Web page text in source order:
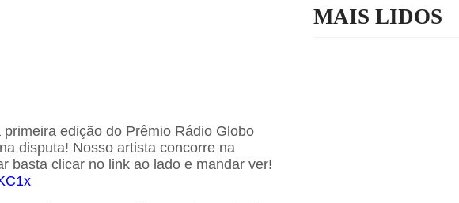
edição do Prêmio Rádio Globo
disputa! Nosso artista concorre na
basta clicar no link ao lado e mandar ver!
MAIS LIDOS